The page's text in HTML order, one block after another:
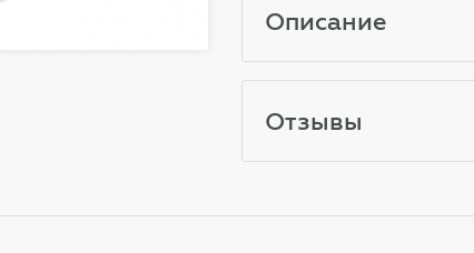
Описание
Отзывы